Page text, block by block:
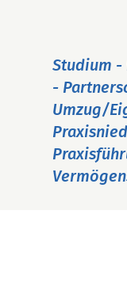
Studium -
-
Umzug/